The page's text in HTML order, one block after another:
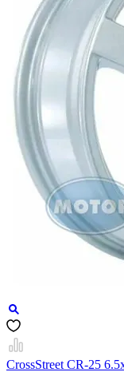
CrossStreet CR-25